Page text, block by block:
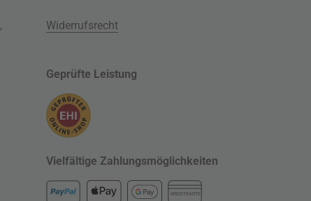
,
Widerrufsrecht
Geprüfte Leistung
Vielfältige Zahlungsmöglichkeiten
KREDITKARTE